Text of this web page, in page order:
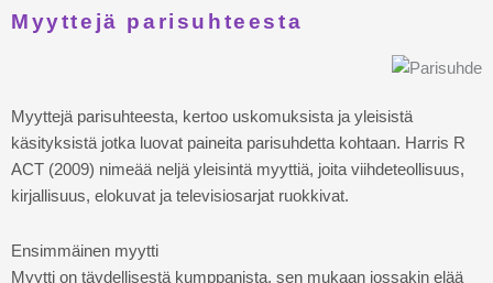
Myyttejä parisuhteesta
Myyttejä parisuhteesta, kertoo uskomuksista ja yleisistä
käsityksistä jotka luovat paineita parisuhdetta kohtaan. Harris R
ACT (2009) nimeää neljä yleisintä myyttiä, joita viihdeteollisuus,
kirjallisuus, elokuvat ja televisiosarjat ruokkivat.
Ensimmäinen myytti
Myytti on täydellisestä kumppanista, sen mukaan jossakin elää